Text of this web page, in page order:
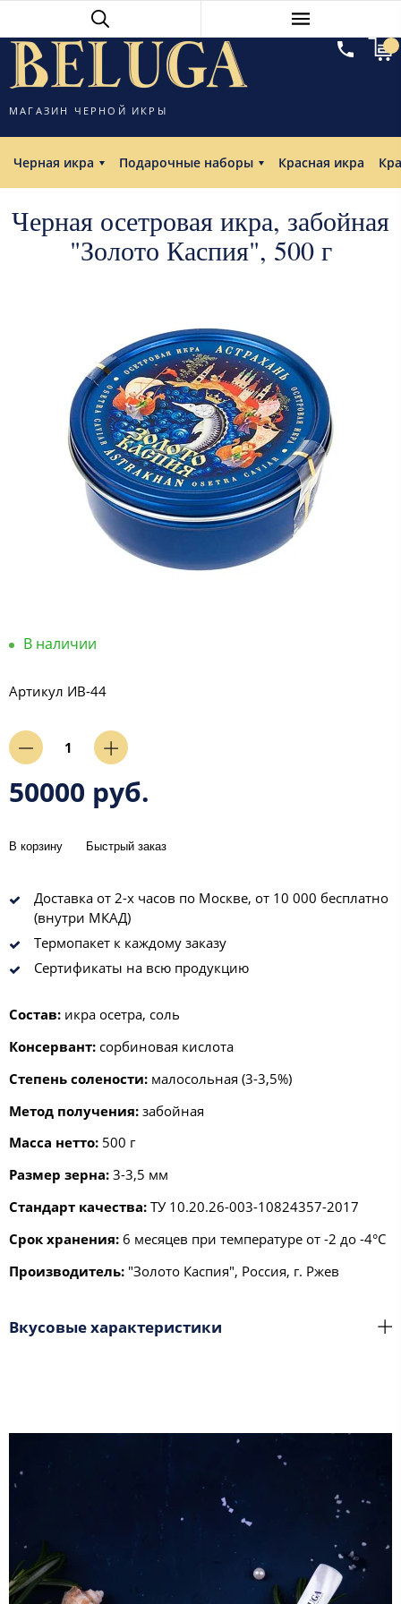
МАГАЗИН ЧЕРНОЙ ИКРЫ
Черная икра Подарочные наборы Красная икра
Черная осетровая икра, забойная
"Золото Каспия", 500 г
В наличии
Артикул ИВ-44
50000 руб.
В корзину Быстрый заказ
Доставка от 2-х часов по Москве, от 10 000 бесплатно
(внутри МКАД)
Термопакет к каждому заказу
Сертификаты на всю продукцию
Состав: икра осетра, соль
Консервант: сорбиновая кислота
Степень солености: малосольная (3-3,5%)
Метод получения: забойная
Масса нетто: 500 г
Размер зерна: 3-3,5 мм
Стандарт качества: ТУ 10.20.26-003-10824357-2017
Срок хранения: 6 месяцев при температуре от -2 до -4°С
Производитель: "Золото Каспия", Россия, г. Ржев
Вкусовые характеристики